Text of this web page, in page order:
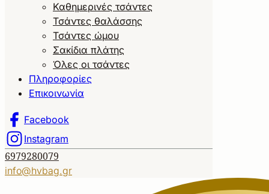
Καθημερινές τσάντες
Τσάντες θαλάσσης
Τσάντες ώμου
Σακίδια πλάτης
Όλες οι τσάντες
Πληροφορίες
Επικοινωνία
Facebook
Instagram
6979280079
info@hvbag.gr